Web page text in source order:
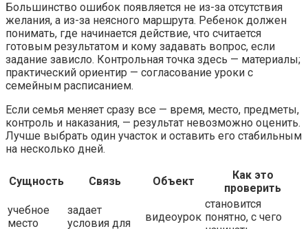
Большинство ошибок появляется не из-за отсутствия
желания, а из-за неясного маршрута. Ребенок должен
понимать, где начинается действие, что считается
готовым результатом и кому задавать вопрос, если
задание зависло. Контрольная точка здесь — материалы;
практический ориентир — согласование уроки с
семейным расписанием.
Если семья меняет сразу все — время, место, предметы,
контроль и наказания, — результат невозможно оценить.
Лучше выбрать один участок и оставить его стабильным
на несколько дней.
Сущность Связь Объект
Как это
проверить
учебное
место
задает
условия для
видеоурок
становится
понятно, с чего